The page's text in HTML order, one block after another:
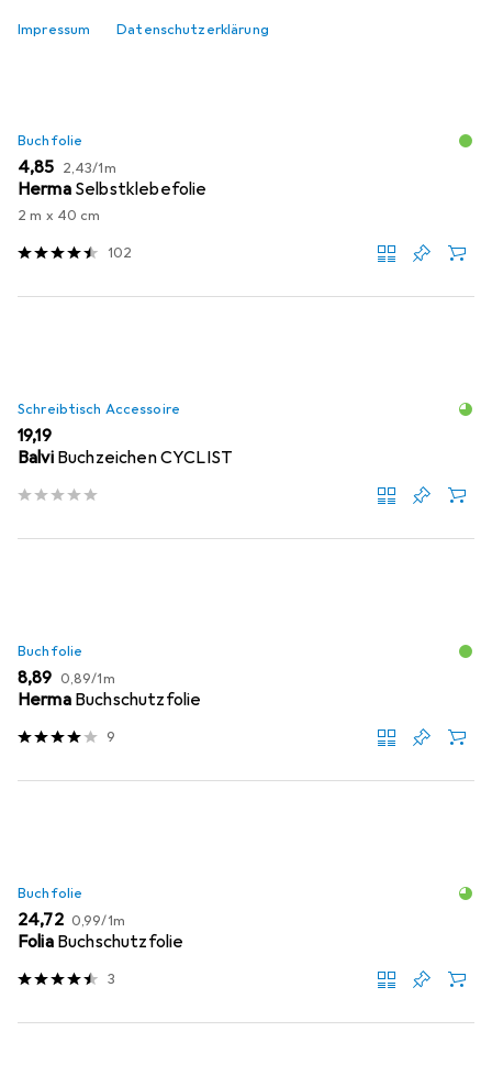
Impressum Datenschutzerklärung
Produktliste
Buchfolie
EUR
4,85 EUR
2,43/1m
Herma Selbstklebefolie
2 m x 40 cm
102
Schreibtisch Accessoire
EUR
19,19
Balvi Buchzeichen CYCLIST
Buchfolie
EUR
8,89 EUR
0,89/1m
Herma Buchschutzfolie
9
Buchfolie
EUR
24,72 EUR
0,99/1m
Folia Buchschutzfolie
3